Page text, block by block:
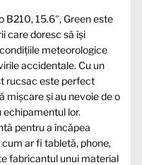
B210, 15.6″, Green este
care doresc să își
meteorologice
accidentale. Cu un
rucsac este perfect
mișcare și au nevoie de o
lor.
pentru a încăpea
ar fi tabletă, phone,
fabricantul unui material